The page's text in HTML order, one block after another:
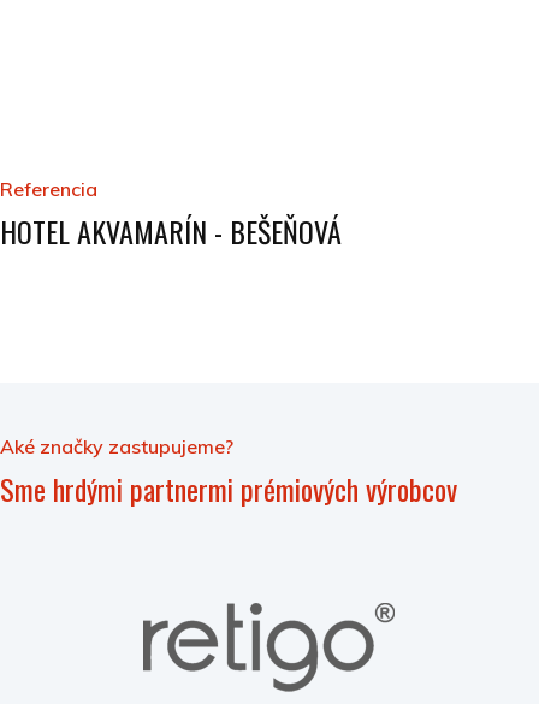
Referencia
HOTEL AKVAMARÍN - BEŠEŇOVÁ
Aké značky zastupujeme?
Sme hrdými partnermi prémiových výrobcov